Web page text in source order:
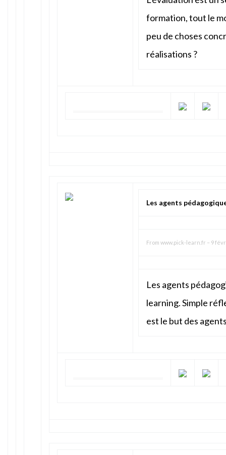
formation, tout le
peu de choses
réalisations ?
Les agents
From www.pick-learn.fr – 9
Les agents
learning. Simple
est le but des